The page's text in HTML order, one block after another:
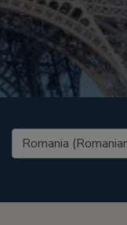
United States